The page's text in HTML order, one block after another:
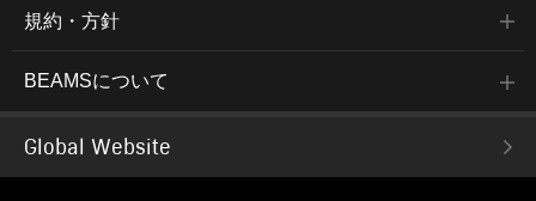
規約・方針
BEAMSについて
Global Website